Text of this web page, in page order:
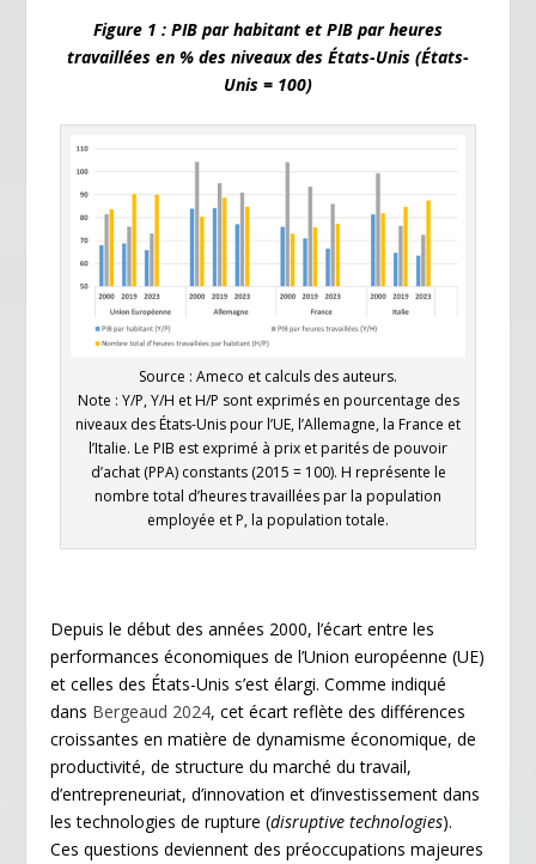
Figure 1 : PIB par habitant et PIB par heures
travaillées en % des niveaux des États-Unis (États-
Unis = 100)
Source : Ameco et calculs des auteurs.
Note : Y/P, Y/H et H/P sont exprimés en pourcentage des
niveaux des États-Unis pour l’UE, l’Allemagne, la France et
l’Italie. Le PIB est exprimé à prix et parités de pouvoir
d’achat (PPA) constants (2015 = 100). H représente le
nombre total d’heures travaillées par la population
employée et P, la population totale.
Depuis le début des années 2000, l’écart entre les
performances économiques de l’Union européenne (UE)
et celles des États-Unis s’est élargi. Comme indiqué
dans Bergeaud 2024, cet écart reflète des différences
croissantes en matière de dynamisme économique, de
productivité, de structure du marché du travail,
d’entrepreneuriat, d’innovation et d’investissement dans
les technologies de rupture (disruptive technologies).
Ces questions deviennent des préoccupations majeures